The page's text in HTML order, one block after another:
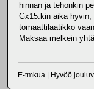
hinnan ja tehonkin
Gx15:kin aika hyvin,
tomaattilaatikko
Maksaa melkein
E-tmkua | Hyvöö